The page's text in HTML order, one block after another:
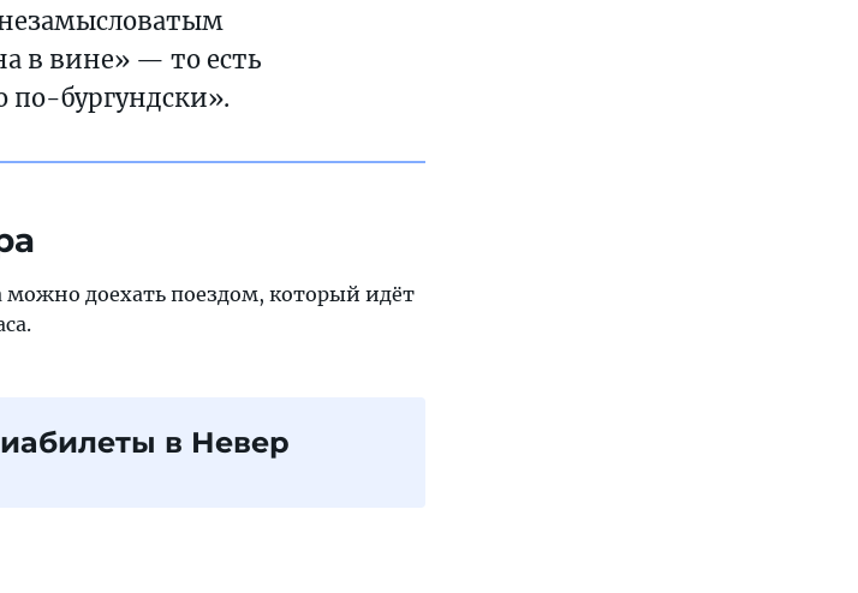
в вине» — то есть
по-бургундски».
можно доехать поездом, который идёт
в Невер